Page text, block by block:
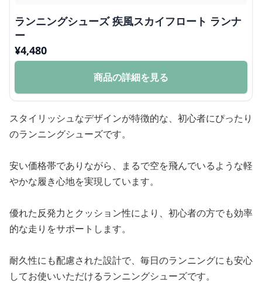
ランニングシューズ 疾風スカイフロート ランナ
ー
¥4,480
商品の詳細を見る
スタイリッシュなデザインが特徴的な、初心者にぴったり
のランニングシューズです。
安い価格帯でありながら、まるで空を飛んでいるような軽
やかな履き心地を実現しています。
優れた反発力とクッション性により、初心者の方でも効率
的な走りをサポートします。
耐久性にも配慮された設計で、毎日のランニングにも安心
してお使いいただけるランニングシューズです。